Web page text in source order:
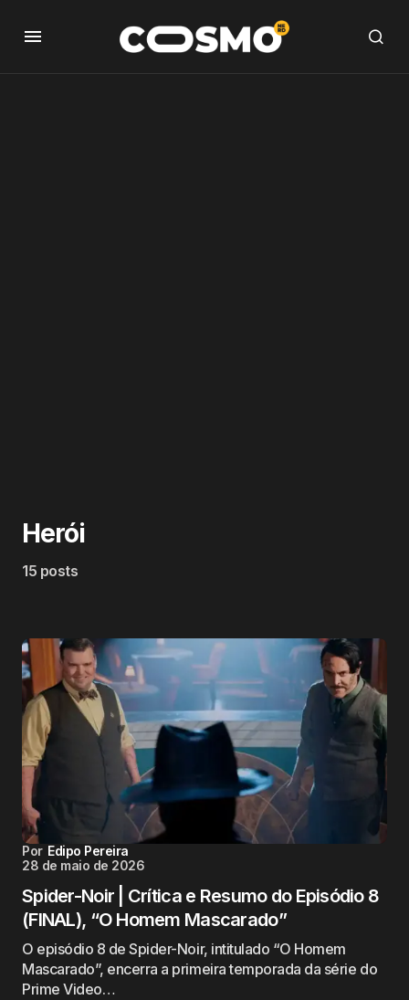
Herói
15 posts
Por Edipo Pereira
28 de maio de 2026
Spider-Noir | Crítica e Resumo do Episódio 8
(FINAL), “O Homem Mascarado”
O episódio 8 de Spider-Noir, intitulado “O Homem
Mascarado”, encerra a primeira temporada da série do
Prime Video…